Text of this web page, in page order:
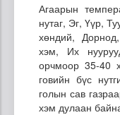
Агаарын
нутаг, Эг, Үүр,
хөндий,
хэм, Их
орчмоор 35-40
говийн бүс
голын сав
хэм дулаан